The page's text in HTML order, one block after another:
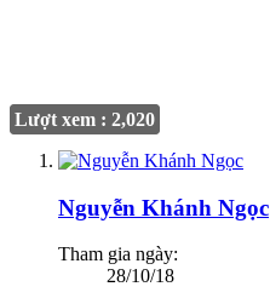
Lượt xem : 2,020
Nguyễn Khánh Ngọc
Tham gia ngày:
28/10/18